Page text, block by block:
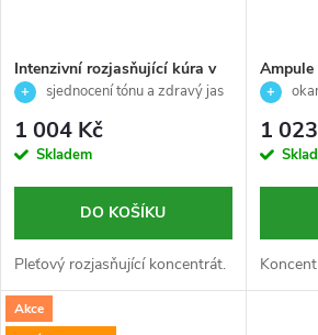
Intenzivní rozjasňující kúra v
ampulích pro sjednocení tónu
Skeyndor - 7x2 ml
sjednocení tónu a zdravý jas
1 004 Kč
Skladem
DO KOŠÍKU
Pleťový rozjasňující koncentrát.
Ampule
14x1 ml
1
Akce